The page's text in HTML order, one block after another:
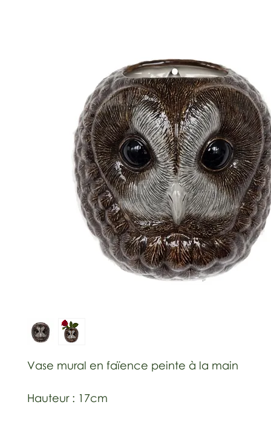
Vase mural en faïence peinte à la main
Hauteur : 17cm